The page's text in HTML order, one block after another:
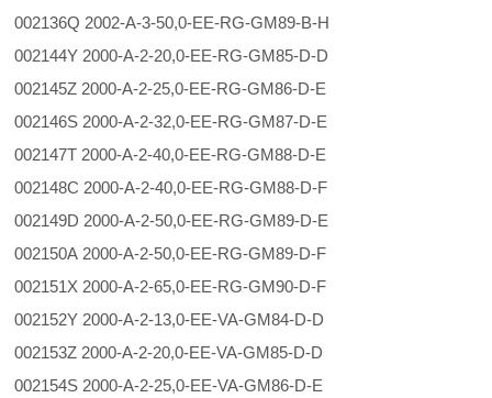
002136Q 2002-A-3-50,0-EE-RG-GM89-B-H
002144Y 2000-A-2-20,0-EE-RG-GM85-D-D
002145Z 2000-A-2-25,0-EE-RG-GM86-D-E
002146S 2000-A-2-32,0-EE-RG-GM87-D-E
002147T 2000-A-2-40,0-EE-RG-GM88-D-E
002148C 2000-A-2-40,0-EE-RG-GM88-D-F
002149D 2000-A-2-50,0-EE-RG-GM89-D-E
002150A 2000-A-2-50,0-EE-RG-GM89-D-F
002151X 2000-A-2-65,0-EE-RG-GM90-D-F
002152Y 2000-A-2-13,0-EE-VA-GM84-D-D
002153Z 2000-A-2-20,0-EE-VA-GM85-D-D
002154S 2000-A-2-25,0-EE-VA-GM86-D-E